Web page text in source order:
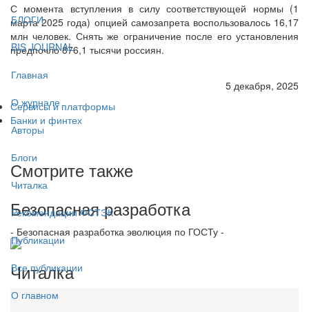
БЛОГИ
BIS JOURNAL
Главная
О журнале
Авторы
Блоги
Читалка
Рекомендации ФСТЭК
Публикации
Все публикации
О главном
С момента вступления в силу соответствующей нормы (1
марта 2025 года) опцией самозапрета воспользовалось 16,17
млн человек. Снять же ограничение после его установления
предпочло 876,1 тысячи россиян.
5 декабря, 2025
Сервисы и платформы
Банки и финтех
Смотрите также
Безопасная разработка
- Безопасная разработка эволюция по ГОСТу -
Читалка